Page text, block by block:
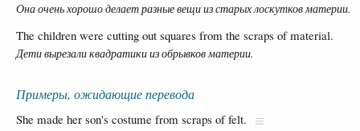
Она очень хорошо делает разные вещи из старых лоскутков материи.
The children were cutting out squares from the scraps of material.
Дети вырезали квадратики из обрывков материи.
Примеры, ожидающие перевода
She made her son's costume from scraps of felt.